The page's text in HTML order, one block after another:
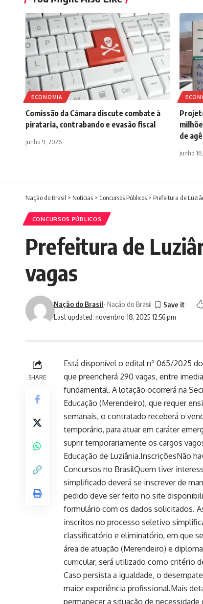
ECONOMIA
Comissão da Câmara discute combate à
pirataria, contrabando e evasão fiscal
junho 9, 2026
de
junho
Nação do Brasil > Notícias > Concursos Públicos > Prefeitura de
CONCURSOS PÚBLICOS
Prefeitura de
vagas
Last updated: novembro 18, 2025 12:56 pm
Nação do Brasil- Nação do Brasil
SHARE
Está disponível o edital nº 065/2025
que preencherá 290 vagas, entre
fundamental. A lotação ocorrerá na
Educação (Merendeiro), que requer
semanais, o contratado receberá o
temporário, para atuar em caráter
suprir temporariamente os cargos
Educação de Luziânia.InscriçõesNão
Concursos no BrasilQuem tiver
simplificado deverá se inscrever de
pedido deve ser feito no site
formulário com os dados solicitados.
inscritos no processo seletivo
classificatório e eliminatório, em que
área de atuação (Merendeiro) e
curricular, será utilizado como critério
Caso persista a igualdade, o
maior experiência profissional.Mais
permanecer a situação de